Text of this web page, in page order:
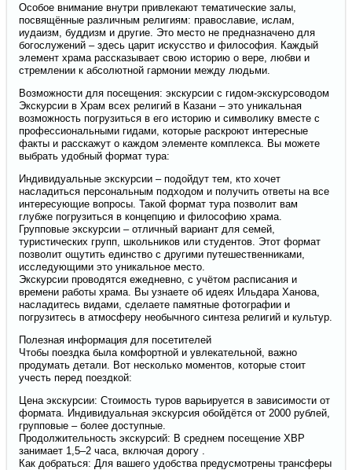
Особое внимание внутри привлекают тематические залы,
посвящённые различным религиям: православие, ислам,
иудаизм, буддизм и другие. Это место не предназначено для
богослужений – здесь царит искусство и философия. Каждый
элемент храма рассказывает свою историю о вере, любви и
стремлении к абсолютной гармонии между людьми.
Возможности для посещения: экскурсии с гидом-экскурсоводом
Экскурсии в Храм всех религий в Казани – это уникальная
возможность погрузиться в его историю и символику вместе с
профессиональными гидами, которые раскроют интересные
факты и расскажут о каждом элементе комплекса. Вы можете
выбрать удобный формат тура:
Индивидуальные экскурсии – подойдут тем, кто хочет
насладиться персональным подходом и получить ответы на все
интересующие вопросы. Такой формат тура позволит вам
глубже погрузиться в концепцию и философию храма.
Групповые экскурсии – отличный вариант для семей,
туристических групп, школьников или студентов. Этот формат
позволит ощутить единство с другими путешественниками,
исследующими это уникальное место.
Экскурсии проводятся ежедневно, с учётом расписания и
времени работы храма. Вы узнаете об идеях Ильдара Ханова,
насладитесь видами, сделаете памятные фотографии и
погрузитесь в атмосферу необычного синтеза религий и культур.
Полезная информация для посетителей
Чтобы поездка была комфортной и увлекательной, важно
продумать детали. Вот несколько моментов, которые стоит
учесть перед поездкой:
Цена экскурсии: Стоимость туров варьируется в зависимости от
формата. Индивидуальная экскурсия обойдётся от 2000 рублей,
групповые – более доступные.
Продолжительность экскурсий: В среднем посещение ХВР
занимает 1,5–2 часа, включая дорогу .
Как добраться: Для вашего удобства предусмотрены трансферы